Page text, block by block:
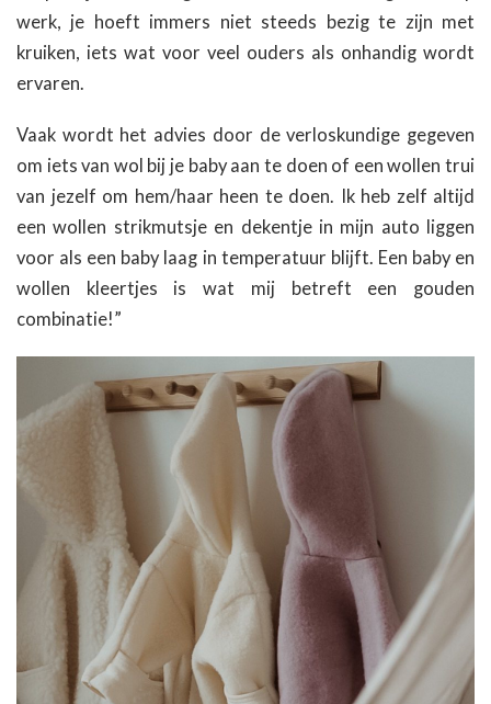
werk, je hoeft immers niet steeds bezig te zijn met
kruiken, iets wat voor veel ouders als onhandig wordt
ervaren.
Vaak wordt het advies door de verloskundige gegeven
om iets van wol bij je baby aan te doen of een wollen trui
van jezelf om hem/haar heen te doen. Ik heb zelf altijd
een wollen strikmutsje en dekentje in mijn auto liggen
voor als een baby laag in temperatuur blijft. Een baby en
wollen kleertjes is wat mij betreft een gouden
combinatie!”